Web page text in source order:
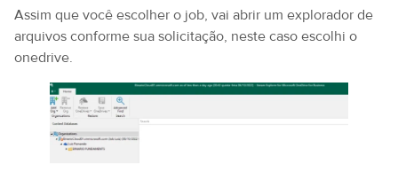
Assim que você escolher o job, vai abrir um explorador de
arquivos conforme sua solicitação, neste caso escolhi o
onedrive.